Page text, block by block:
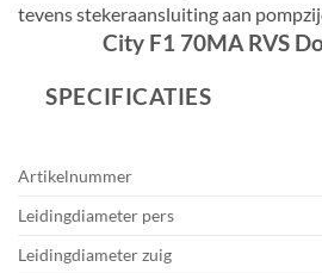
tevens stekeraansluiting aan
City F1 70MA RVS
SPECIFICATIES
Artikelnummer
Leidingdiameter pers
Leidingdiameter zuig